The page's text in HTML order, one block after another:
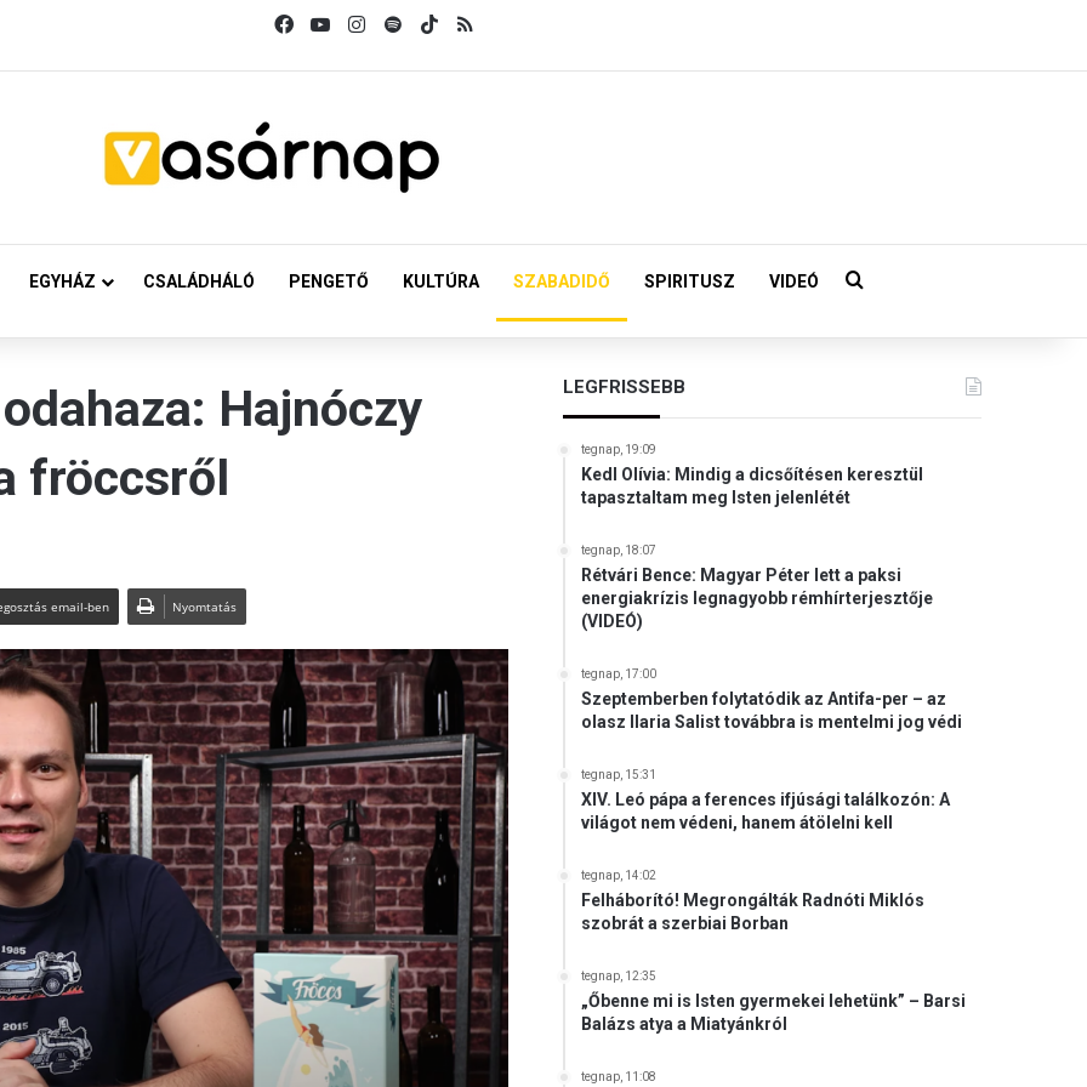
FacebookYouTubeInstagram
SpotifyTikTok
EGYHÁZ CSALÁDHÁLÓ PENGETŐ KULTÚRA SZABADIDŐ SPIRITUSZ VIDEÓ Keresés:
Hajnóczy
fröccsről
email-ben Nyomtatás
LEGFRISSEBB
tegnap, 19:09
Kedl Olívia: Mindig a dicsőítésen keresztül
tapasztaltam meg Isten jelenlétét
tegnap, 18:07
Rétvári Bence: Magyar Péter lett a paksi
energiakrízis legnagyobb rémhírterjesztője
(VIDEÓ)
tegnap, 17:00
Szeptemberben folytatódik az Antifa-per – az
olasz Ilaria Salist továbbra is mentelmi jog védi
tegnap, 15:31
XIV. Leó pápa a ferences ifjúsági találkozón: A
világot nem védeni, hanem átölelni kell
tegnap, 14:02
Felháborító! Megrongálták Radnóti Miklós
szobrát a szerbiai Borban
tegnap, 12:35
„Őbenne mi is Isten gyermekei lehetünk” – Barsi
Balázs atya a Miatyánkról
tegnap, 11:08